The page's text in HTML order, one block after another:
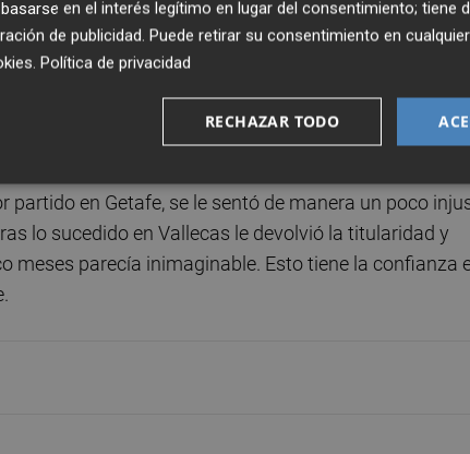
que nunca se ha rendido. No le ha temblado el
con Gattuso olvidando los errores del pasado
que estaba haciendo un buen partido me pareció
las cosas a este chico".
me temí lo peor. Pero Cömert no se ha hundido. Está
en Getafe, se le sentó de manera un poco
lo sucedido en Vallecas le devolvió la titularidad y
meses parecía inimaginable. Esto tiene la confianza
en el interés legítimo en lugar del consentimiento; tiene
de publicidad. Puede retirar su consentimiento en
. Política de privacidad
RECHAZAR TODO